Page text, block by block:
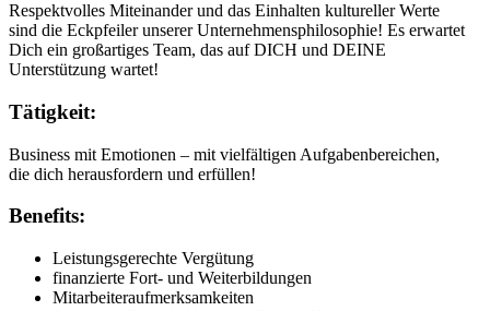
Respektvolles Miteinander und das Einhalten kultureller Werte
sind die Eckpfeiler unserer Unternehmensphilosophie! Es erwartet
Dich ein großartiges Team, das auf DICH und DEINE
Unterstützung wartet!
Tätigkeit:
Business mit Emotionen – mit vielfältigen Aufgabenbereichen,
die dich herausfordern und erfüllen!
Benefits:
Leistungsgerechte Vergütung
finanzierte Fort- und Weiterbildungen
Mitarbeiteraufmerksamkeiten